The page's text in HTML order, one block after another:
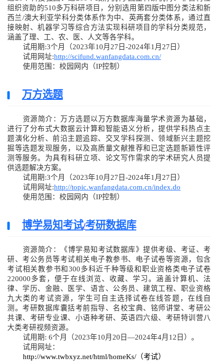
组织资助的510多万科研项目，分别选用第四版中图分类法和新
西兰/澳大利亚学科分类体系作为中、英两套分类体系，通过直
接映射、机器学习等综合方法实现科研项目的学科分类规范，
涵盖了理、工、农、医、人文等各学科。
试用期:3个月（2023年10月27日-2024年1月27日）
试用网址:http://scifund.wanfangdata.com.cn/
使用范围：校园网内（IP控制）
万方选题
资源简介：万方选题以万方数据库海量学术资源为基础，
进行了分布式大数据云计算和智能语义分析，提供学科热点主
题演化分析、前沿主题追踪、交叉学科探测、领域新兴主题挖
掘等选题发现服务，以及高质量文献推荐和已定选题新颖性评
测等服务。为具有科研立项、论文写作需求的学术研究人员提
供选题解决方案。
试用期:3个月（2023年10月27日-2024年1月27日）
试用网址:http://topic.wanfangdata.com.cn/index.do
使用范围：校园网内（IP控制）
博学易知考试/考研数据库
资源简介：《博学易知考试数据库》提供考级、考证、考
研、考公务员等考试相关电子教参书、电子试卷等资源，包含
考试相关教参书和300多科近千种等级和职业资格类电子试卷
220000多套，便于在线浏览、收藏、学习。涵盖计算机、法
律、学历、金融、医学、语言、公务员、建筑工程、职业资格
九大类的考试资源，学生可自主选择试卷在线答题，在线自
测。考研数据库囊括考前指导、名校宝典、铭师讲堂、考研公
共课、考研专业课、小语种考研、英语四六级、考研特训营八
大类考研视频资源。
试用期: 6个月（2023年10月20日—2024年4月12日）。
试用网址：
http://www.twbxyz.net/html/homeKs/ （考试）